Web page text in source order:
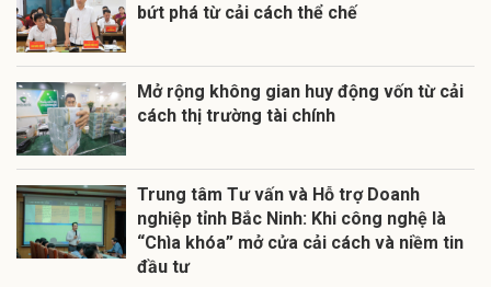
bứt phá từ cải cách thể chế
Mở rộng không gian huy động vốn từ cải
cách thị trường tài chính
Trung tâm Tư vấn và Hỗ trợ Doanh
nghiệp tỉnh Bắc Ninh: Khi công nghệ là
“Chìa khóa” mở cửa cải cách và niềm tin
đầu tư